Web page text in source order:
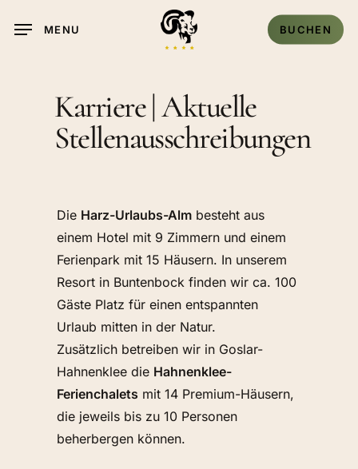
BUCHEN
MENU
Karriere | Aktuelle
Stellenausschreibungen
Die Harz-Urlaubs-Almbesteht aus
einem Hotel mit 9 Zimmern und einem
Ferienpark mit 15 Häusern. In unserem
Resort in Buntenbock finden wir ca. 100
Gäste Platz für einen entspannten
Urlaub mitten in der Natur.
Zusätzlich betreiben wir in Goslar-
Hahnenklee die Hahnenklee-
Ferienchalets mit 14 Premium-Häusern,
die jeweils bis zu 10 Personen
beherbergen können.